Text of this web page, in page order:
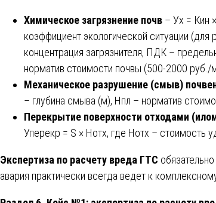
Химическое загрязнение почв – Ух = Кин
коэффициент экологической ситуации (для
концентрация загрязнителя, ПДК –
норматив стоимости почвы (500-2000 руб./
Механическое разрушение (смыв)
– глубина смыва (м), Нпл – норматив
Перекрытие поверхности отходами
Уперекр = S × Нотх, где Нотх – стоимость
Экспертиза по расчету вреда ГТС
авария практически всегда ведет к